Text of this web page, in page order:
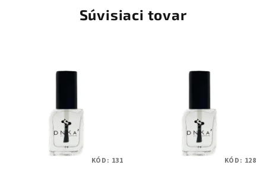
Súvisiaci tovar
KÓD: 131 KÓD: 128